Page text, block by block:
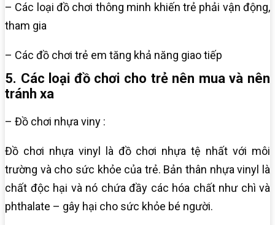
– Các loại đồ chơi thông minh khiến trẻ phải vận động,
tham gia
– Các đồ chơi trẻ em tăng khả năng giao tiếp
5. Các loại đồ chơi cho trẻ nên mua và nên
tránh xa
– Đồ chơi nhựa viny :
Đồ chơi nhựa vinyl là đồ chơi nhựa tệ nhất với môi
trường và cho sức khỏe của trẻ. Bản thân nhựa vinyl là
chất độc hại và nó chứa đầy các hóa chất như chì và
phthalate – gây hại cho sức khỏe bé người.